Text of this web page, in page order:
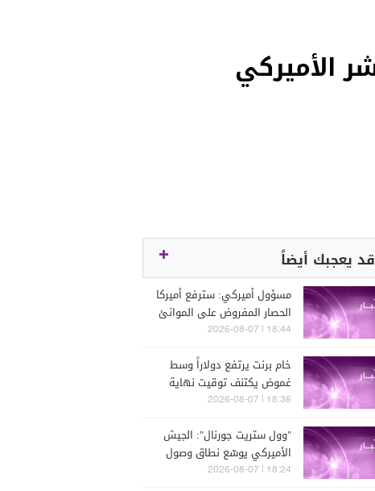
الأميركي
قد يعجبك أيضاً
مسؤول أميركي: سترفع أميركا
الحصار المفروض على الموانئ
الإيرانية بمجرد الإعلان عن
18:44 | 2026-08-07
خام برنت يرتفع دولاراً وسط
غموض يكتنف توقيت نهاية
حرب إيران
18:36 | 2026-08-07
"وول ستريت جورنال": الجيش
الأميركي يوسّع نطاق وصول
شركات السلاح لميادين الاختبار
18:24 | 2026-08-07